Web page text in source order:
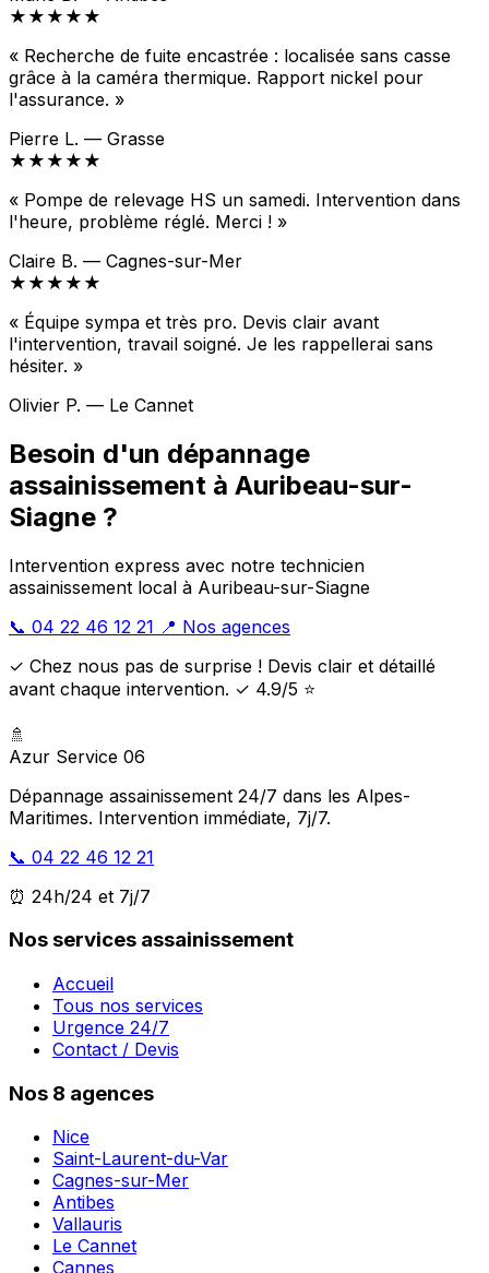
★★★★★
« Recherche de fuite encastrée : localisée sans casse
grâce à la caméra thermique. Rapport nickel pour
l'assurance. »
Pierre L. — Grasse
★★★★★
« Pompe de relevage HS un samedi. Intervention dans
l'heure, problème réglé. Merci ! »
Claire B. — Cagnes-sur-Mer
★★★★★
« Équipe sympa et très pro. Devis clair avant
l'intervention, travail soigné. Je les rappellerai sans
hésiter. »
Olivier P. — Le Cannet
Besoin d'un dépannage
assainissement à Auribeau-sur-
Siagne ?
Intervention express avec notre technicien
assainissement local à Auribeau-sur-Siagne
📞 04 22 46 12 21 📍 Nos agences
✓ Chez nous pas de surprise ! Devis clair et détaillé
avant chaque intervention. ✓ 4.9/5 ⭐
🚿
Azur Service 06
Dépannage assainissement 24/7 dans les Alpes-
Maritimes. Intervention immédiate, 7j/7.
📞 04 22 46 12 21
⏰ 24h/24 et 7j/7
Nos services assainissement
Accueil
Tous nos services
Urgence 24/7
Contact / Devis
Nos 8 agences
Nice
Saint-Laurent-du-Var
Cagnes-sur-Mer
Antibes
Vallauris
Le Cannet
Cannes